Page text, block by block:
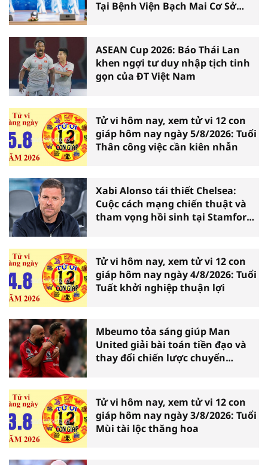
Tại Bệnh Viện Bạch Mai Cơ Sở
ASEAN Cup 2026: Báo Thái Lan
khen ngợi tư duy nhập tịch tinh
gọn của ĐT Việt Nam
Tử vi hôm nay, xem tử vi 12 con
giáp hôm nay ngày 5/8/2026: Tuổi
Thân công việc cần kiên nhẫn
Xabi Alonso tái thiết Chelsea:
Cuộc cách mạng chiến thuật và
tham vọng hồi sinh tại Stamford
Tử vi hôm nay, xem tử vi 12 con
giáp hôm nay ngày 4/8/2026: Tuổi
Tuất khởi nghiệp thuận lợi
Mbeumo tỏa sáng giúp Man
United giải bài toán tiền đạo và
thay đổi chiến lược chuyển
Tử vi hôm nay, xem tử vi 12 con
giáp hôm nay ngày 3/8/2026: Tuổi
Mùi tài lộc thăng hoa